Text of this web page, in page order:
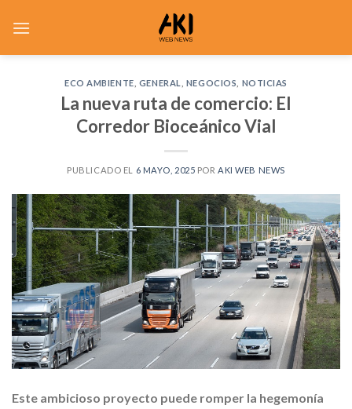
ECO AMBIENTE GENERAL NEGOCIOS NOTICIAS
La nueva ruta de comercio: El
Corredor Bioceánico Vial
PUBLICADO EL 6 MAYO, 2025 POR AKI WEB NEWS
Este ambicioso proyecto puede romper la hegemonía